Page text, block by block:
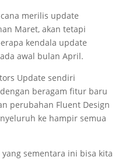
merilis update
Maret, akan tetapi
kendala update
awal bulan April.
Update sendiri
beragam fitur baru
perubahan Fluent Design
ke hampir semua
sementara ini bisa kita